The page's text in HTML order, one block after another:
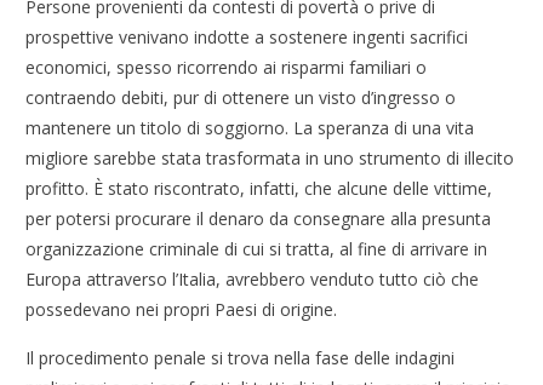
Persone provenienti da contesti di povertà o prive di
prospettive venivano indotte a sostenere ingenti sacrifici
economici, spesso ricorrendo ai risparmi familiari o
contraendo debiti, pur di ottenere un visto d’ingresso o
mantenere un titolo di soggiorno. La speranza di una vita
migliore sarebbe stata trasformata in uno strumento di illecito
profitto. È stato riscontrato, infatti, che alcune delle vittime,
per potersi procurare il denaro da consegnare alla presunta
organizzazione criminale di cui si tratta, al fine di arrivare in
Europa attraverso l’Italia, avrebbero venduto tutto ciò che
possedevano nei propri Paesi di origine.
Il procedimento penale si trova nella fase delle indagini